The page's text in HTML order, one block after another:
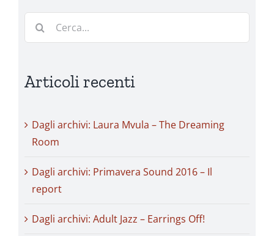
Cerca
Articoli recenti
Dagli archivi: Laura Mvula – The Dreaming
Room
Dagli archivi: Primavera Sound 2016 – Il
report
Dagli archivi: Adult Jazz – Earrings Off!